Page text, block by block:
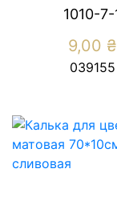
1010-7-
9,00 ₴
039155